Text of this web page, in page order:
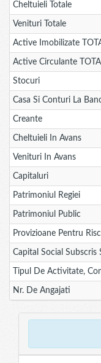
Cheltuieli Totale
Venituri Totale
Active Imobilizate
Active Circulante
Stocuri
Casa Si Conturi La
Creante
Cheltuieli In Avans
Venituri In Avans
Capitaluri
Patrimoniul Regiei
Patrimoniul Public
Provizioane Pentru
Capital Social Subscris
Tipul De Activitate,
Nr. De Angajati